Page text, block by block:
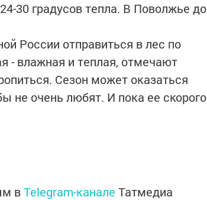
30 градусов тепла. В Поволжье до
России отправиться в лес по
- влажная и теплая, отмечают
Сезон может оказаться
не очень любят. И пока ее скорого
вTelegram-канале Татмедиа